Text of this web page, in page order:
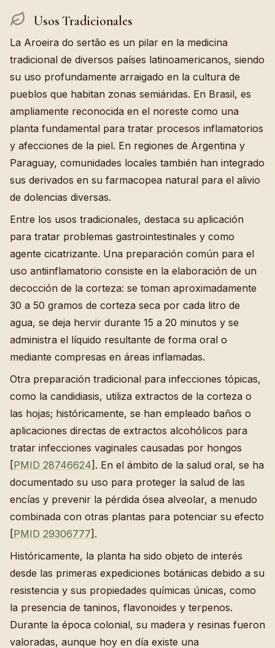
Usos Tradicionales
La Aroeira do sertão es un pilar en la medicina
tradicional de diversos países latinoamericanos, siendo
su uso profundamente arraigado en la cultura de
pueblos que habitan zonas semiáridas. En Brasil, es
ampliamente reconocida en el noreste como una
planta fundamental para tratar procesos inflamatorios
y afecciones de la piel. En regiones de Argentina y
Paraguay, comunidades locales también han integrado
sus derivados en su farmacopea natural para el alivio
de dolencias diversas.
Entre los usos tradicionales, destaca su aplicación
para tratar problemas gastrointestinales y como
agente cicatrizante. Una preparación común para el
uso antiinflamatorio consiste en la elaboración de un
decocción de la corteza: se toman aproximadamente
30 a 50 gramos de corteza seca por cada litro de
agua, se deja hervir durante 15 a 20 minutos y se
administra el líquido resultante de forma oral o
mediante compresas en áreas inflamadas.
Otra preparación tradicional para infecciones tópicas,
como la candidiasis, utiliza extractos de la corteza o
las hojas; históricamente, se han empleado baños o
aplicaciones directas de extractos alcohólicos para
tratar infecciones vaginales causadas por hongos
[PMID 28746624]. En el ámbito de la salud oral, se ha
documentado su uso para proteger la salud de las
encías y prevenir la pérdida ósea alveolar, a menudo
combinada con otras plantas para potenciar su efecto
[PMID 29306777].
Históricamente, la planta ha sido objeto de interés
desde las primeras expediciones botánicas debido a su
resistencia y sus propiedades químicas únicas, como
la presencia de taninos, flavonoides y terpenos.
Durante la época colonial, su madera y resinas fueron
valoradas, aunque hoy en día existe una